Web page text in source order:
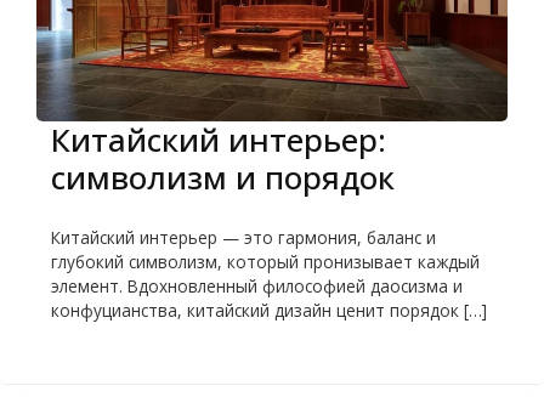
Китайский интерьер:
символизм и порядок
Китайский интерьер — это гармония, баланс и
глубокий символизм, который пронизывает каждый
элемент. Вдохновленный философией даосизма и
конфуцианства, китайский дизайн ценит порядок […]